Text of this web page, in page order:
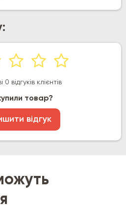
0 відгуків клієнтів
товар?
відгук